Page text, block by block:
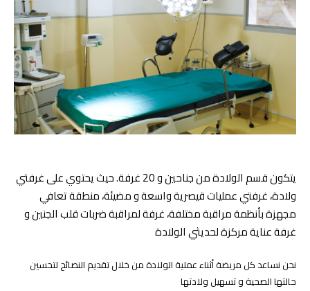
يتكون قسم الولادة من جناحين و 20 غرفة. حيث يحتوي على غرفتي
ولادة، غرفتي عمليات قيصرية واسعة و مضيئة، منطقة تعافي
مجهزة بأنظمة مراقبة مختلفة، غرفة لمراقبة ضربات قلب الجنين و
غرفة عناية مركزة لحديثي الولادة
نحن نساعد كل مريضة أثناء عملية الولادة من خلال تقديم النصائح لتحسين
حالتها الصحية و تسهيل ولادتها